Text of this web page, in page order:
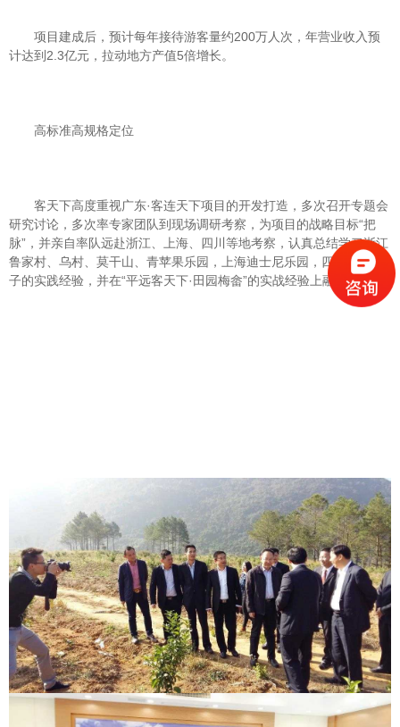
项目建成后，预计每年接待游客量约200万人次，年营业收入预
计达到2.3亿元，拉动地方产值5倍增长。
高标准高规格定位
客天下高度重视广东·客连天下项目的开发打造，多次召开专题会
研究讨论，多次率专家团队到现场调研考察，为项目的战略目标“把
脉”，并亲自率队远赴浙江、上海、四川等地考察，认真总结学习浙江
鲁家村、乌村、莫干山、青苹果乐园，上海迪士尼乐园，四川宽窄巷
子的实践经验，并在“平远客天下·田园梅畲”的实战经验上融会贯通。